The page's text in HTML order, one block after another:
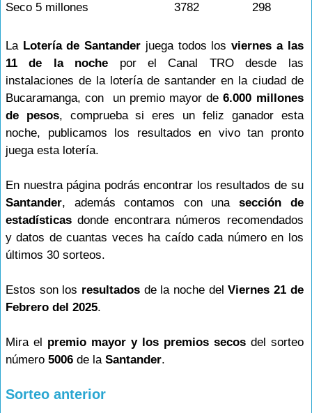
Seco 5 millones
3782 298
La Lotería de Santander juega todos losviernes a las
11 de la noche por el Canal TRO desde las
instalaciones de la lotería de santander en la ciudad de
Bucaramanga, con un premio mayor de6.000 millones
de pesos, comprueba si eres un feliz ganador esta
noche, publicamos los resultados en vivo tan pronto
juega esta lotería.
En nuestra página podrás encontrar los resultados de su
Santander, además contamos con una sección de
estadísticas donde encontrara números recomendados
y datos de cuantas veces ha caído cada número en los
últimos 30 sorteos.
Estos son los resultadosde la noche delViernes 21 de
Febrero del 2025.
Mira el premio mayor y los premios secosdel sorteo
número 5006 de la Santander.
Sorteo anterior